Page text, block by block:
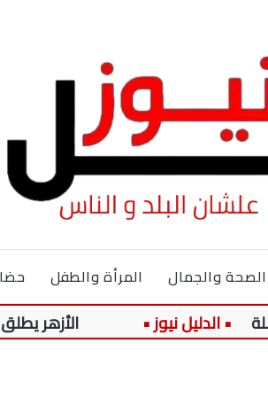
الصحة والجمال المرأة والطفل
الأزهر يطلق سلسلة